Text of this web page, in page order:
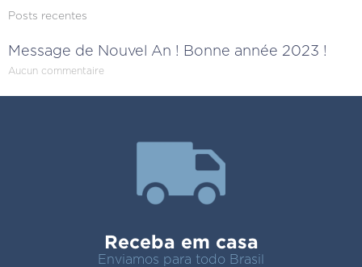
Posts recentes
Message de Nouvel An ! Bonne année 2023 !
Aucun commentaire
Receba em casa
Enviamos para todo Brasil